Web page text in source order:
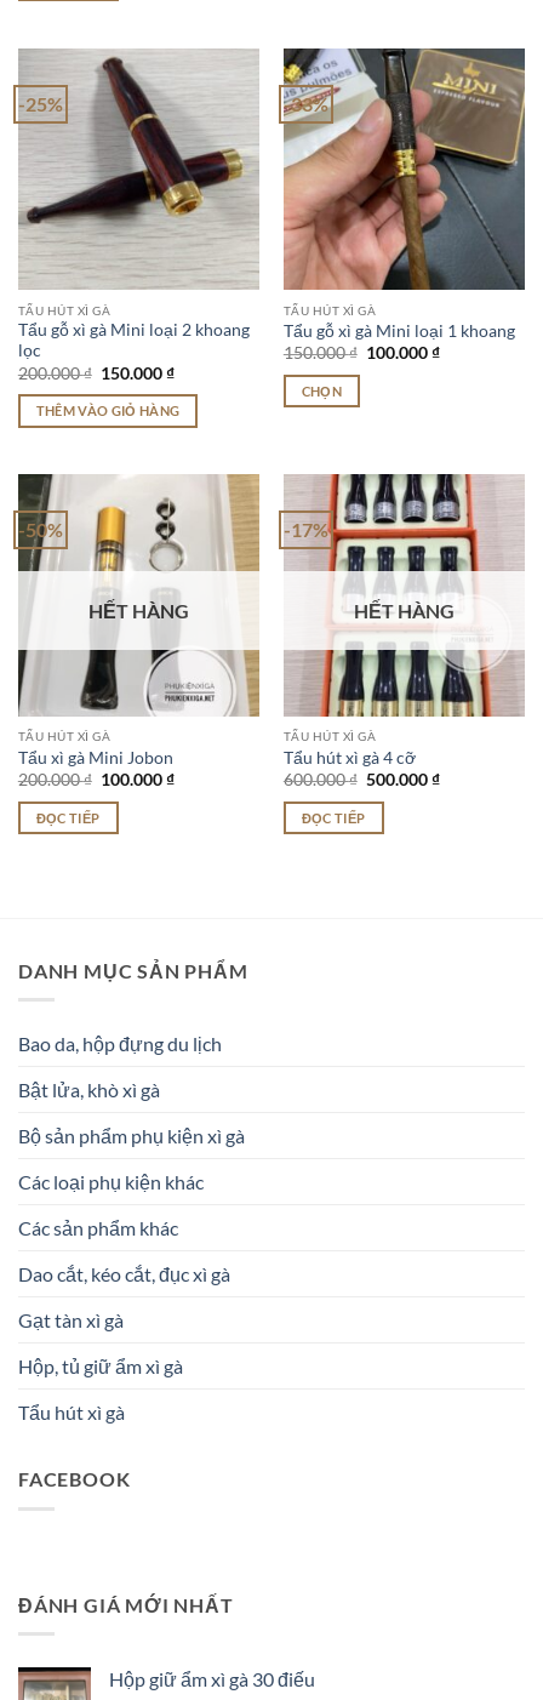
-25%
TẨU HÚT XÌ GÀ
Tẩu gỗ xì gà Mini loại 2 khoang
lọc
200.000₫ Giá
là:
200.000 ₫.
150.000₫Giá
tại
là:
THÊM VÀO GIỎ HÀNG
-33%
TẨU HÚT XÌ GÀ
Tẩu gỗ xì gà Mini loại 1 khoang
150.000₫ Giá
100.000₫Giá
CHỌN
này
có
nhiều
biến
thể.
chọn
được
chọn
trên
trang
sản
-50%
HẾT HÀNG
TẨU HÚT XÌ GÀ
Tẩu xì gà Mini Jobon
200.000₫ Giá
là:
100.000₫Giá
ĐỌC TIẾP
-17%
HẾT HÀNG
TẨU HÚT XÌ GÀ
Tẩu hút xì gà 4 cỡ
600.000₫ Giá
là:
500.000₫Giá
ĐỌC TIẾP
DANH MỤC SẢN PHẨM
Bao da, hộp đựng du lịch
Bật lửa, khò xì gà
Bộ sản phẩm phụ kiện xì gà
Các loại phụ kiện khác
Các sản phẩm khác
Dao cắt, kéo cắt, đục xì gà
Gạt tàn xì gà
Hộp, tủ giữ ẩm xì gà
Tẩu hút xì gà
FACEBOOK
ĐÁNH GIÁ MỚI NHẤT
Hộp giữ ẩm xì gà 30 điếu